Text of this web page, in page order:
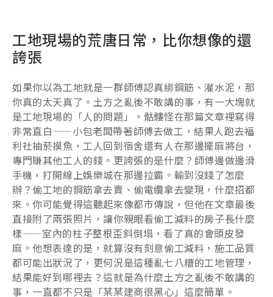
工地現場的荒唐日常，比你想像的還
誇張
如果你以為工地就是一群師傅認真綁鋼筋、灌水泥，那
你真的太天真了。土方之亂後不敢講的事，有一大塊就
是工地現場的「人的問題」。骷髏怪在那篇文章裡寫得
非常直白——小包老闆帶著師傅去做工，結果人跑去福
利社抽菸摸魚，工人回到宿舍還有人在那邊擺麻將台，
專門賺其他工人的錢。更誇張的是什麼？師傅邊做邊滑
手機，打開線上娛樂城在那邊拉霸。輸到沒錢了怎麼
辦？偷工地的鋼筋拿去賣、偷電纜拿去變現，什麼招都
來。你可能覺得這聽起來像都市傳說，但他在文章最後
直接附了兩張照片，讓你親眼看偷工減料的房子長什麼
樣——室內的柱子整根歪斜倒塌，看了真的會頭皮發
麻。他想表達的是，就算沒有刻意偷工減料，施工品質
都可能出狀況了，更何況是這種亂七八糟的工地管理，
結果能好到哪裡去？這就是為什麼土方之亂後不敢講的
事，一直都不只是「某某建商很黑心」這麼簡單。